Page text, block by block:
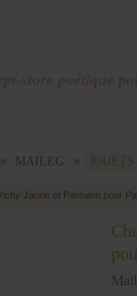
store poétique
MAILEG JOUETS
Jaune et Pantalon pour